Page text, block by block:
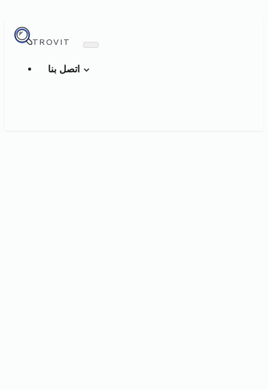
TROVIT